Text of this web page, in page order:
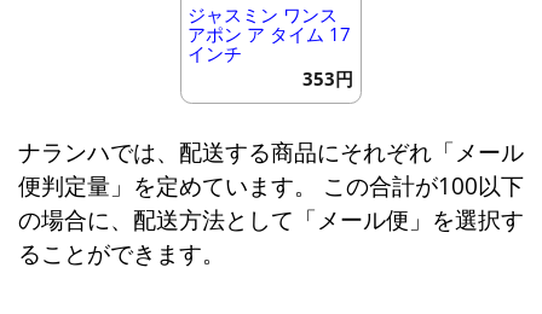
ジャスミン ワンス
アポン ア タイム 17
インチ
353円
ナランハでは、配送する商品にそれぞれ「メール
便判定量」を定めています。 この合計が100以下
の場合に、配送方法として「メール便」を選択す
ることができます。